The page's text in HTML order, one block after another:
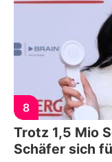
8
Trotz 1,5 Mio
Schäfer sich